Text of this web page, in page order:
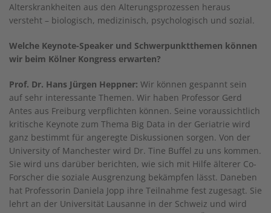
Alterskrankheiten aus den Alterungsprozessen heraus
versteht – biologisch, medizinisch, psychologisch und sozial.
Welche Keynote-Speaker und Schwerpunktthemen können
wir beim Kölner Kongress erwarten?
Prof. Dr. Hans Jürgen Heppner: Wir können gespannt sein
auf sehr interessante Themen. Wir haben Professor Gerd
Antes aus Freiburg verpflichten können. Seine voraussichtlich
kritische Keynote zum Thema Big Data in der Geriatrie wird
ganz bestimmt für angeregte Diskussionen sorgen. Von der
University of Manchester wird Dr. Tine Buffel zu uns kommen.
Sie wird uns darüber berichten, wie sich mit Hilfe älterer Co-
Forscher die soziale Ausgrenzung bekämpfen lässt. Daneben
hat Professorin Daniela Jopp ihre Teilnahme fest zugesagt. Sie
lehrt an der Universität Lausanne in der Schweiz und wird